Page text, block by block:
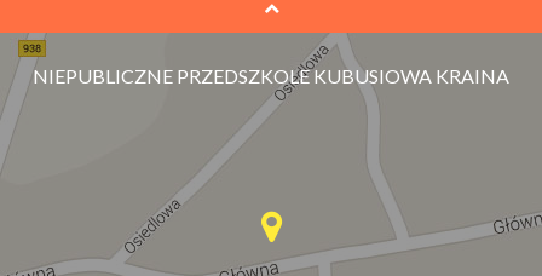
NIEPUBLICZNE PRZEDSZKOLE KUBUSIOWA KRAINA